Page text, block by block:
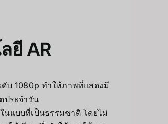
ยี AR
บ 1080p ทำให้ภาพที่แสดงมี
ประจำวัน
ในแบบที่เป็นธรรมชาติ โดยไม่